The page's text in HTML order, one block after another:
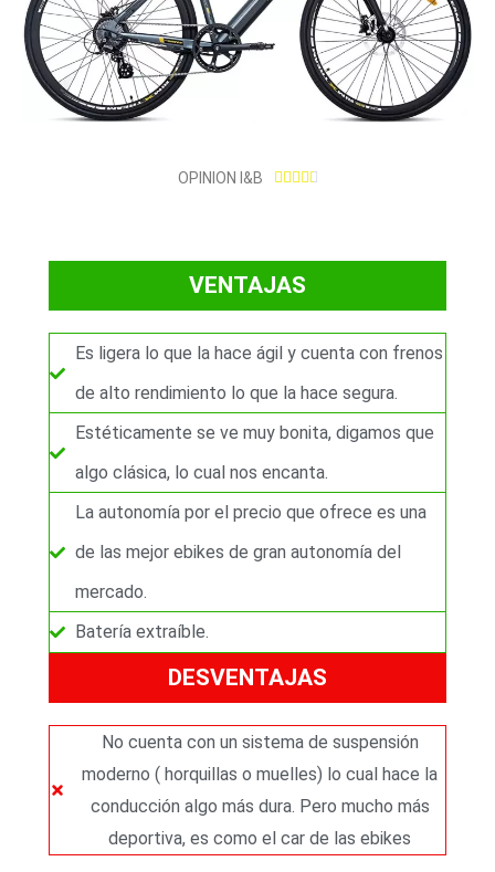
OPINION I&B 4
/
VENTAJAS
Es ligera lo que la hace ágil y cuenta con frenos
de alto rendimiento lo que la hace segura.
Estéticamente se ve muy bonita, digamos que
algo clásica, lo cual nos encanta.
La autonomía por el precio que ofrece es una
de las mejor ebikes de gran autonomía del
mercado.
Batería extraíble.
DESVENTAJAS
No cuenta con un sistema de suspensión
moderno ( horquillas o muelles) lo cual hace la
conducción algo más dura. Pero mucho más
deportiva, es como el car de las ebikes